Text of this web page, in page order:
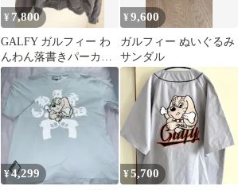
¥ 7,800
GALFY ガルフィー わ
んわん落書きパーカー
中型犬
¥9,600
ガルフィー ぬいぐるみ
サンダル
¥4,299 ¥5,700